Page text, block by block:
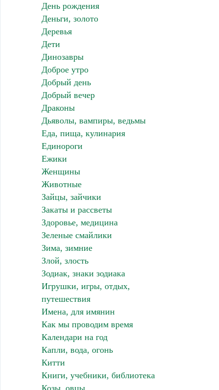
День рождения
Деньги, золото
Деревья
Дети
Динозавры
Доброе утро
Добрый день
Добрый вечер
Драконы
Дьяволы, вампиры, ведьмы
Еда, пища, кулинария
Единороги
Ежики
Женщины
Животные
Зайцы, зайчики
Закаты и рассветы
Здоровье, медицина
Зеленые смайлики
Зима, зимние
Злой, злость
Зодиак, знаки зодиака
Игрушки, игры, отдых,
путешествия
Имена, для имянин
Как мы проводим время
Календари на год
Капли, вода, огонь
Китти
Книги, учебники, библиотека
Козы, овцы